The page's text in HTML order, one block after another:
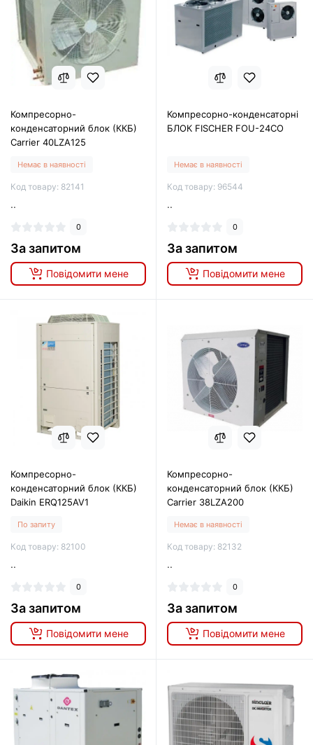
Компресорно-
конденсаторний блок (ККБ)
Carrier 40LZA125
Немає в наявності
Код товару: 82141
..
0
За запитом
Повідомити мене
Компресорно-конденсаторні
БЛОК FISCHER FOU-24CO
Немає в наявності
Код товару: 96544
..
0
За запитом
Повідомити мене
Компресорно-
конденсаторний блок (ККБ)
Daikin ERQ125AV1
По запиту
Код товару: 82100
..
0
За запитом
Повідомити мене
Компресорно-
конденсаторний блок (ККБ)
Carrier 38LZA200
Немає в наявності
Код товару: 82132
..
0
За запитом
Повідомити мене